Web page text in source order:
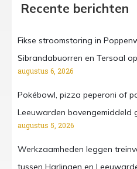
Recente berichten
Fikse stroomstoring in
Sibrandabuorren en Tersoal
augustus 6, 2026
Pokébowl, pizza peperoni of
Leeuwarden bovengemiddeld
augustus 5, 2026
Werkzaamheden leggen
tussen Harlingen en